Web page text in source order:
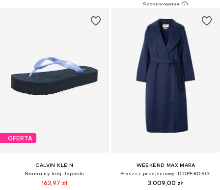
OFERTA
CALVIN KLEIN
Normalny krój Japonki
163,97 zł
WEEKEND MAX MARA
Płaszcz przejściowy 'DOPEROSO'
3 009,00 zł